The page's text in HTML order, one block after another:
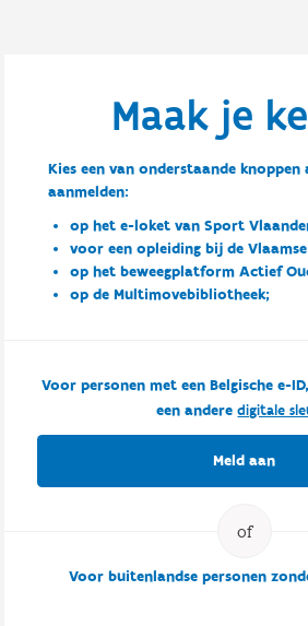
Maak je
Kies een van onderstaande
aanmelden:
op het e-loket van Sport
voor een opleiding bij de
op het beweegplatform Actief
op de Multimovebibliotheek;
Voor personen met een Belgische e-
een anderedigitale
Meld aan
Voor buitenlandse personen